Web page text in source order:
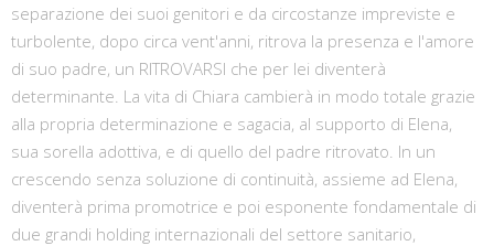
separazione dei suoi genitori e da circostanze impreviste e
turbolente, dopo circa vent'anni, ritrova la presenza e l'amore
di suo padre, un RITROVARSI che per lei diventerà
determinante. La vita di Chiara cambierà in modo totale grazie
alla propria determinazione e sagacia, al supporto di Elena,
sua sorella adottiva, e di quello del padre ritrovato. In un
crescendo senza soluzione di continuità, assieme ad Elena,
diventerà prima promotrice e poi esponente fondamentale di
due grandi holding internazionali del settore sanitario,